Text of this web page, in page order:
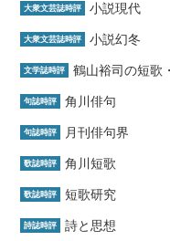
大衆文芸誌時評 小説現代
大衆文芸誌時評 小説幻冬
文学誌時評 鶴山裕司の短歌
句誌時評 角川俳句
句誌時評 月刊俳句界
歌誌時評 角川短歌
歌誌時評 短歌研究
詩誌時評 詩と思想